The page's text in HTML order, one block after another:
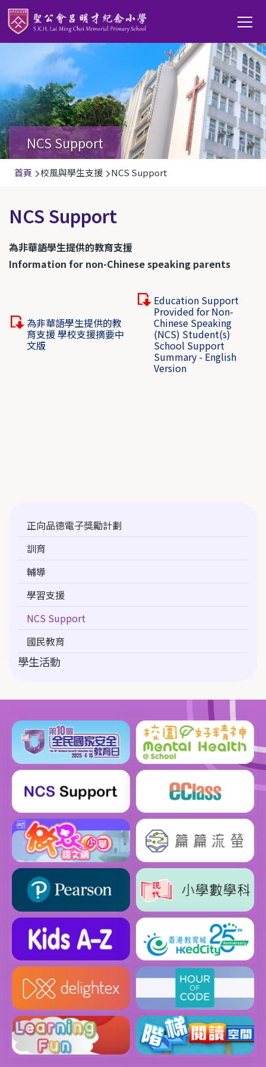
移至主內容
Main
NCS Support
導
連
結
首頁 校風與學生支援 NCS Support
NCS Support
為非華語學生提供的教育支援
Information for non-Chinese speaking parents
為非華語學生提供的教
育支援 學校支援摘要中
文版
Education Support
Provided for Non-
Chinese Speaking
(NCS) Student(s)
School Support
Summary - English
Version
navigation
正向品德電子獎勵計劃
訓育
輔導
學習支援
NCS Support
國民教育
學生活動